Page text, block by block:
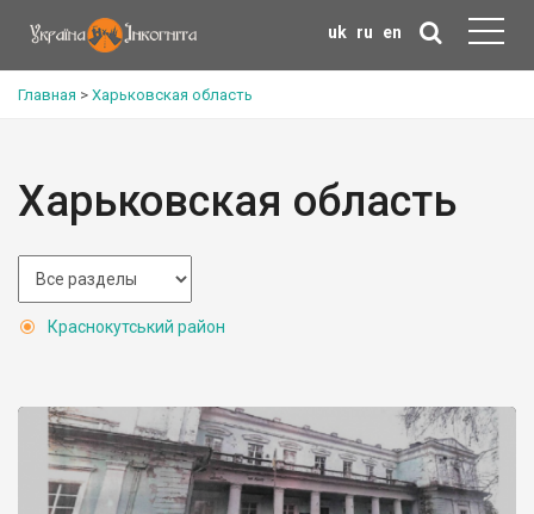
uk ru en
Главная > Харьковская область
Харьковская область
Краснокутський район